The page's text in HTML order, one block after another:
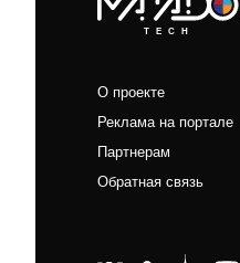
TECH
О проекте
Реклама на портале
Партнерам
Обратная связь